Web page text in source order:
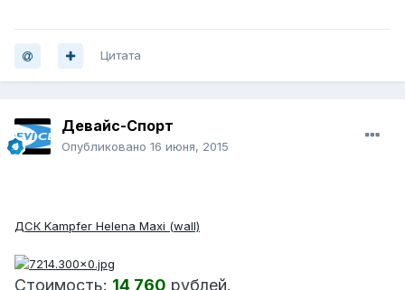
Цитата
Девайс-Спорт
Опубликовано 16 июня, 2015
ДСК Kampfer Helena Maxi (wall)
Стоимость: 14 760 рублей.